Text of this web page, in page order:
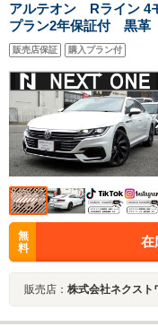
アルテオン Rライン 4
プラン2年保証付 黒
周囲カメラDレコETC
ト/ヒーター アンビエ
モニター アダプティ
販売店保証 購入プラン付
無
料
在
販売店： 株式会社ネクス